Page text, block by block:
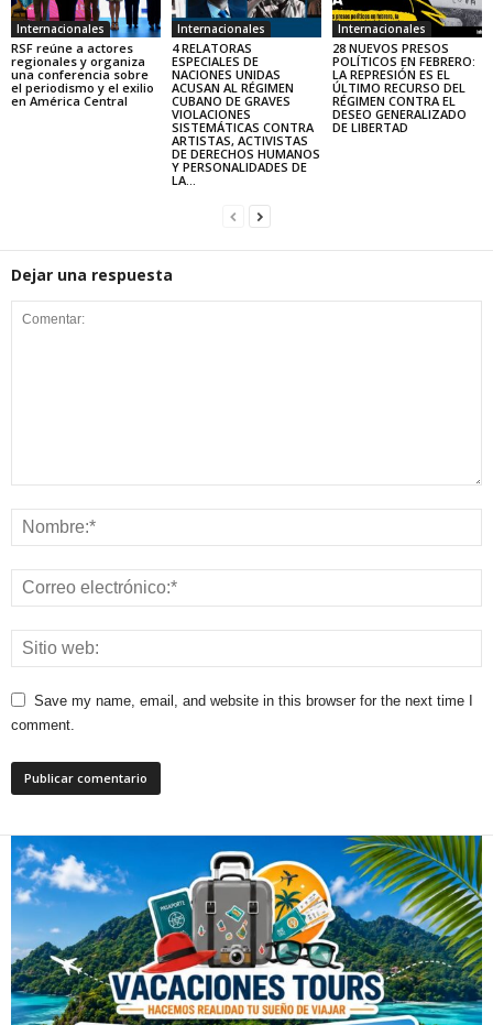
Internacionales
RSF reúne a actores
regionales y organiza
una conferencia sobre
el periodismo y el exilio
en América Central
Internacionales
4 RELATORAS
ESPECIALES DE
NACIONES UNIDAS
ACUSAN AL RÉGIMEN
CUBANO DE GRAVES
VIOLACIONES
SISTEMÁTICAS CONTRA
ARTISTAS, ACTIVISTAS
DE DERECHOS HUMANOS
Y PERSONALIDADES DE
LA...
Internacionales
28 NUEVOS PRESOS
POLÍTICOS EN FEBRERO:
LA REPRESIÓN ES EL
ÚLTIMO RECURSO DEL
RÉGIMEN CONTRA EL
DESEO GENERALIZADO
DE LIBERTAD
Dejar una respuesta
Save my name, email, and website in this browser for the next time I
comment.